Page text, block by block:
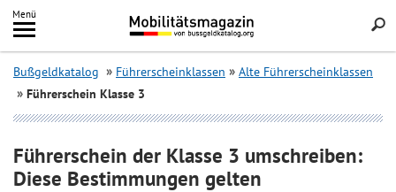
Inhalt
springen
Menü
Search
Bußgeldkatalog Führerscheinklassen
Alte Führerscheinklassen
Führerschein Klasse 3
Führerschein der Klasse 3 umschreiben:
Diese Bestimmungen gelten